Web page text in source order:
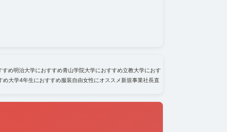
すめ明治大学におすすめ青山学院大学におすすめ立教大学におす
め大学4年生におすすめ服装自由女性にオススメ新規事業社長直